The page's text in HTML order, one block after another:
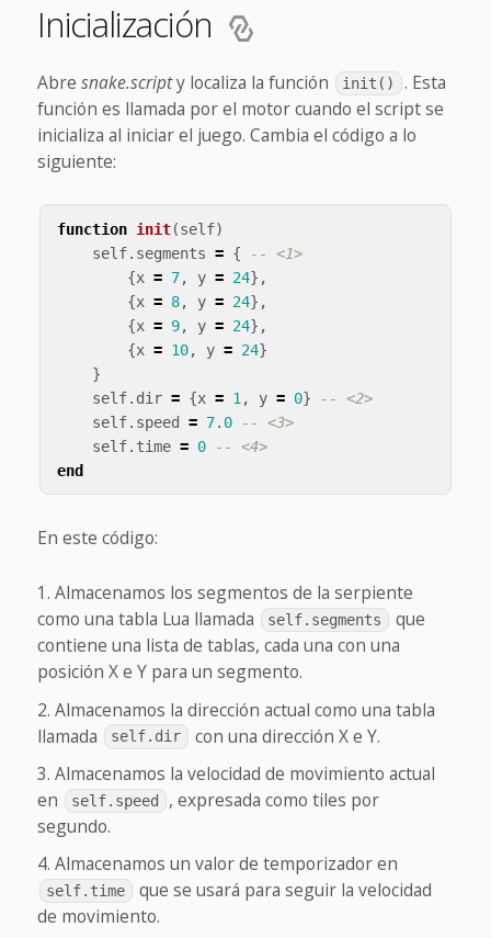
Inicialización
Abre snake.scripty localiza la función init()
. Esta
función es llamada por el motor cuando el script se
inicializa al iniciar el juego. Cambia el código a lo
siguiente:
function init(self)
self. segments = {
-- <1>
{x = 7, y = 24},
{x = 8, y = 24},
{x = 9, y = 24},
{x = 10, y = 24}
}
self. dir = {x = 1 , y = 0}
-- <2>
self. speed = 7. 0
-- <3>
self. time = 0
-- <4>
end
En este código:
Almacenamos los segmentos de la serpiente
como una tabla Lua llamada
self.segments
que
contiene una lista de tablas, cada una con una
posición X e Y para un segmento.
Almacenamos la dirección actual como una tabla
llamada
self.dir
con una dirección X e Y.
Almacenamos la velocidad de movimiento actual
en
self.speed
, expresada como tiles por
segundo.
Almacenamos un valor de temporizador en
self.time
que se usará para seguir la velocidad
de movimiento.